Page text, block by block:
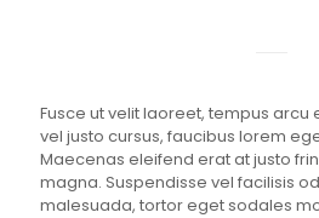
Fusce ut velit laoreet, tempus arcu
vel justo cursus, faucibus lorem
Maecenas eleifend erat at justo
magna. Suspendisse vel facilisis
malesuada, tortor eget sodales